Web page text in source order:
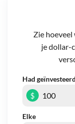
Zie hoeveel
je dollar-
Had geïnvesteerd
Elke
$